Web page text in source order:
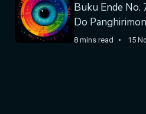
Buku Ende No.
Do Panghirimon
8 mins read 15